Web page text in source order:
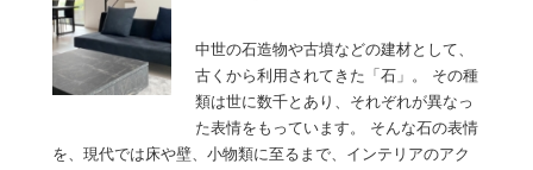
中世の石造物や古墳などの建材として、
古くから利用されてきた「石」。 その種
類は世に数千とあり、それぞれが異なっ
た表情をもっています。 そんな石の表情
を、現代では床や壁、小物類に至るまで、インテリアのアク